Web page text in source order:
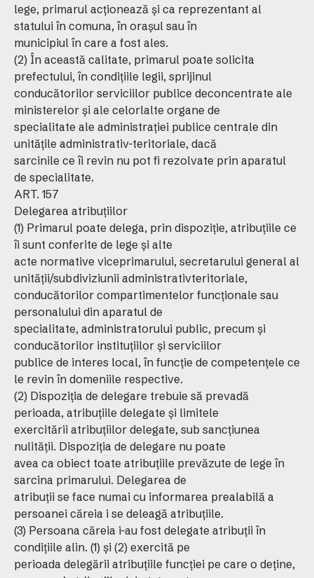
lege, primarul acţionează şi ca reprezentant al
statului în comuna, în oraşul sau în
municipiul în care a fost ales.
(2) În această calitate, primarul poate solicita
prefectului, în condiţiile legii, sprijinul
conducătorilor serviciilor publice deconcentrate ale
ministerelor şi ale celorlalte organe de
specialitate ale administraţiei publice centrale din
unităţile administrativ-teritoriale, dacă
sarcinile ce îi revin nu pot fi rezolvate prin aparatul
de specialitate.
ART. 157
Delegarea atribuţiilor
(1) Primarul poate delega, prin dispoziţie, atribuţiile ce
îi sunt conferite de lege şi alte
acte normative viceprimarului, secretarului general al
unităţii/subdiviziunii administrativteritoriale,
conducătorilor compartimentelor funcţionale sau
personalului din aparatul de
specialitate, administratorului public, precum şi
conducătorilor instituţiilor şi serviciilor
publice de interes local, în funcţie de competenţele ce
le revin în domeniile respective.
(2) Dispoziţia de delegare trebuie să prevadă
perioada, atribuţiile delegate şi limitele
exercitării atribuţiilor delegate, sub sancţiunea
nulităţii. Dispoziţia de delegare nu poate
avea ca obiect toate atribuţiile prevăzute de lege în
sarcina primarului. Delegarea de
atribuţii se face numai cu informarea prealabilă a
persoanei căreia i se deleagă atribuţiile.
(3) Persoana căreia i-au fost delegate atribuţii în
condiţiile alin. (1) şi (2) exercită pe
perioada delegării atribuţiile funcţiei pe care o deţine,